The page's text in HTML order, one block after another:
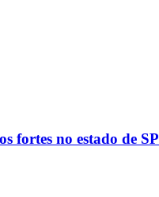
fortes no estado de SP